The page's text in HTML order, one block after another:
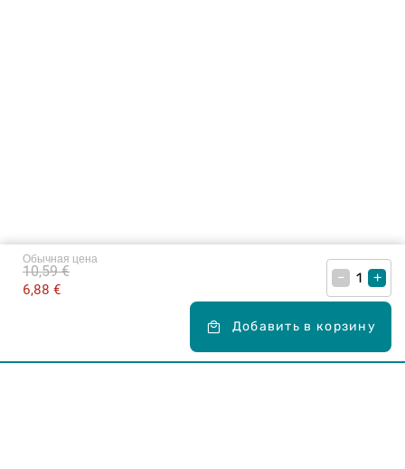
Обычная цена
6,88 €
10,59 € – +
Добавить в корзину